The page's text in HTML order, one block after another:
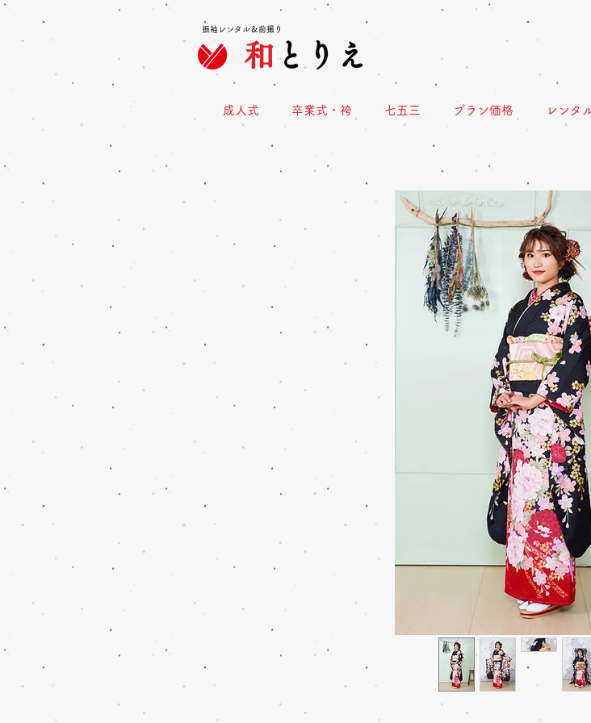
和とりえ
振袖レンタル＆前撮り
成人式 卒業式・袴 七五三 プラン価格 レンタ